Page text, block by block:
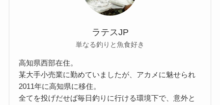
ラテスJP
単なる釣りと魚食好き
高知県西部在住。
某大手小売業に勤めていましたが、アカメに魅せられ
2011年に高知県に移住。
全てを投げだせば毎日釣りに行ける環境下で、意外と